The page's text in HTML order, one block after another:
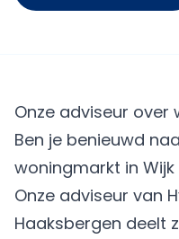
Onze adviseur over
Ben je benieuwd
woningmarkt in
Onze adviseur van
Haaksbergen deelt